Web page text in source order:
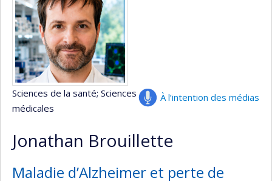
À l’intention des médias
Sciences de la santé; Sciences
médicales
Jonathan Brouillette
Maladie d’Alzheimer et perte de